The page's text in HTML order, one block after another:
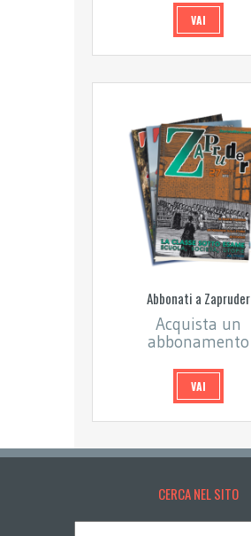
VAI
Abbonati a Zapruder
Acquista un
abbonamento
VAI
CERCA NEL SITO